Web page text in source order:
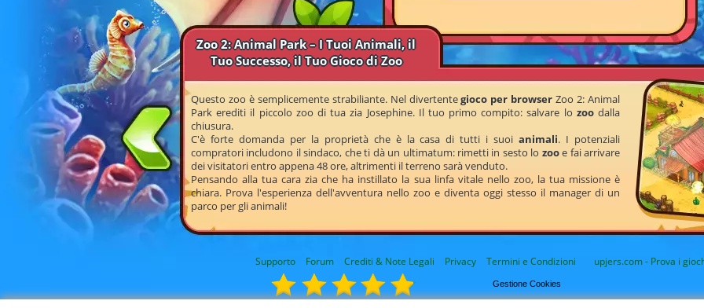
Supporto Forum Crediti & Note Legali Privacy Termini e Condizioni upjers.com - Prova i
Gestione Cookies
Zoo 2: Animal Park – I Tuoi Animali, il
Tuo Successo, il Tuo Gioco di Zoo
Questo zoo è semplicemente strabiliante. Nel divertentegioco per browser Zoo 2: Animal
Park erediti il piccolo zoo di tua zia Josephine. Il tuo primo compito: salvare lo zoodalla
chiusura.
C'è forte domanda per la proprietà che è la casa di tutti i suoianimali. I potenziali
compratori includono il sindaco, che ti dà un ultimatum: rimetti in sesto lo zooe fai arrivare
dei visitatori entro appena 48 ore, altrimenti il terreno sarà venduto.
Pensando alla tua cara zia che ha instillato la sua linfa vitale nello zoo, la tua missione è
chiara. Prova l'esperienza dell'avventura nello zoo e diventa oggi stesso il manager di un
parco per gli animali!